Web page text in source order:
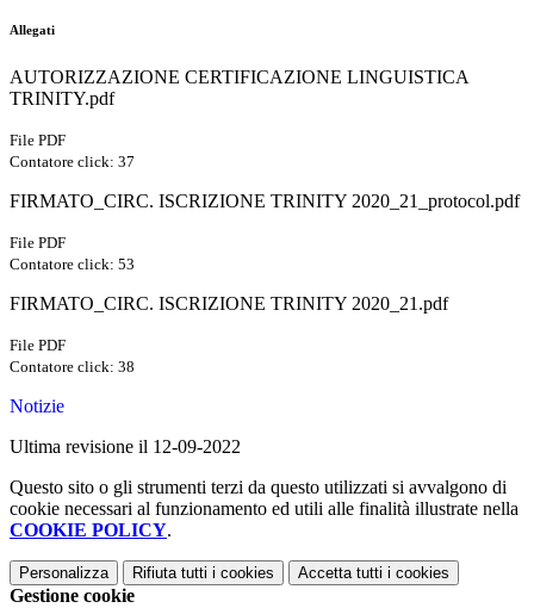
Allegati
AUTORIZZAZIONE CERTIFICAZIONE LINGUISTICA
TRINITY.pdf
File PDF
Contatore click: 37
FIRMATO_CIRC. ISCRIZIONE TRINITY 2020_21_protocol.pdf
File PDF
Contatore click: 53
FIRMATO_CIRC. ISCRIZIONE TRINITY 2020_21.pdf
File PDF
Contatore click: 38
Notizie
Ultima revisione il 12-09-2022
Questo sito o gli strumenti terzi da questo utilizzati si avvalgono di
cookie necessari al funzionamento ed utili alle finalità illustrate nella
COOKIE POLICY.
Personalizza Rifiuta tutti i cookies Accetta tutti i cookies
Gestione cookie